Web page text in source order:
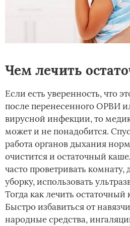
Чем лечить
Если есть уверенность, что
после перенесенного ОРВИ
вирусной инфекции, то
может и не понадобится.
работа органов дыхания
очистится и остаточный
часто проветривать
уборку, использовать
Тогда как лечить остаточный
Быстро избавиться от
народные средства,